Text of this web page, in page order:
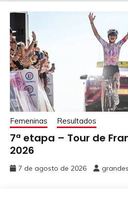
Femeninas Resultados
7ª etapa – Tour de
2026
7 de agosto de 2026